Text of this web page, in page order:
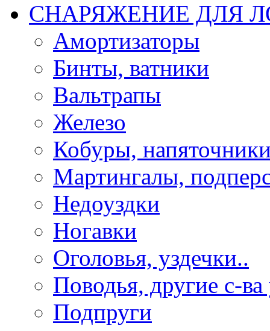
СНАРЯЖЕНИЕ ДЛЯ
Амортизаторы
Бинты, ватники
Вальтрапы
Железо
Кобуры,
Мартингалы,
Недоуздки
Ногавки
Оголовья, уздечки..
Поводья, другие с-
Подпруги